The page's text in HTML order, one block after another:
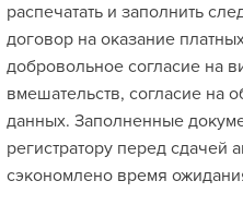
распечатать и заполнить
договор на оказание
добровольное согласие на
вмешательств, согласие на
данных. Заполненные
регистратору перед сдачей
сэкономлено время